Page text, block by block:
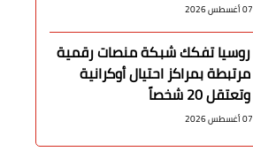
07 أغسطس 2026
روسيا تفكك شبكة منصات رقمية
مرتبطة بمراكز احتيال أوكرانية
وتعتقل 20 شخصاً
07 أغسطس 2026